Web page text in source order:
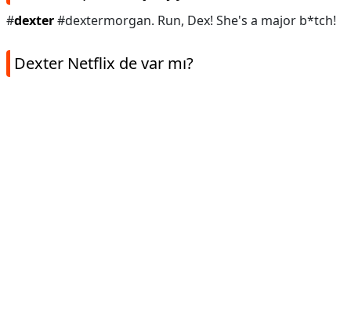
#dexter#dextermorgan. Run, Dex! She's a major b*tch!
Dexter Netflix de var mı?